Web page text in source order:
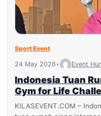
Sport Event
24 May 2026• Event
Indonesia Tuan
Gym for Life
KILASEVENT.COM –